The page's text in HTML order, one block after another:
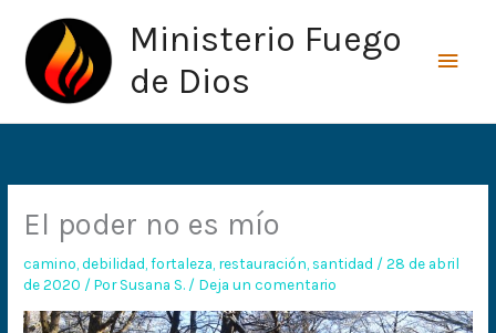
contenido
Ministerio Fuego
de Dios
El poder no es mío
camino ,debilidad ,fortaleza restauración santidad /28 de abril
de 2020 / PorSusana S. / Deja un comentario